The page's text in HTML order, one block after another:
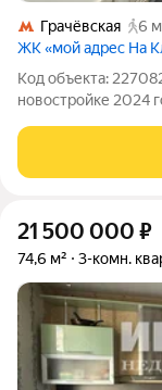
Грачёвская
6
ЖК «мой адрес На
Код объекта:
новостройке 2024
современные
квартира площадью
21 500 000 ₽
74,6 м² 3-комн.